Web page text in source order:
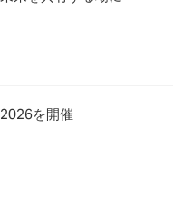
を開催